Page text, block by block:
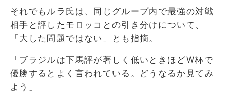
それでもルラ氏は、同じグループ内で最強の対戦
相手と評したモロッコとの引き分けについて、
「大した問題ではない」とも指摘。
「ブラジルは下馬評が著しく低いときほどW杯で
優勝するとよく言われている。どうなるか見てみ
よう」